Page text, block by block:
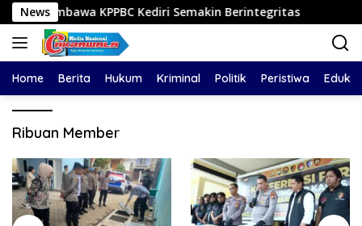
Langsung
ke
konten
NewsKPPBC Kediri Semakin Berintegritas Kapolresta
Home Berita Hukum Kriminal Politik Peristiwa
Ribuan Member